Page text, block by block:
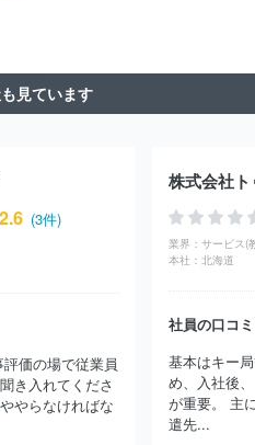
ビ東京メディアネット
株式会社
ケーションズ
ＩＬＥ‐ＵＰ．
東映株式会社
株式会社
株式会社ＣＡＲＴＡ ＨＯＬＤ
株式会社東京サウンド・プロダクシ
株式会社ＮＥＸＴＥＰ
株式
ＡＮＤ
株式会社グッデイ
株式会社ジャンプ
ティアワークス
株式会社ワサ
社クリエイティブパープル
株式
リエイト１２
株式会社センティ
見ています
2.6 (3件)
評価の場で従業員
き入れてくださ
やらなければな
株式会社
業界： サービス(
本社： 北海道
社員の口コミ
基本はキー
め、入社後
が重要。 主
遣先...